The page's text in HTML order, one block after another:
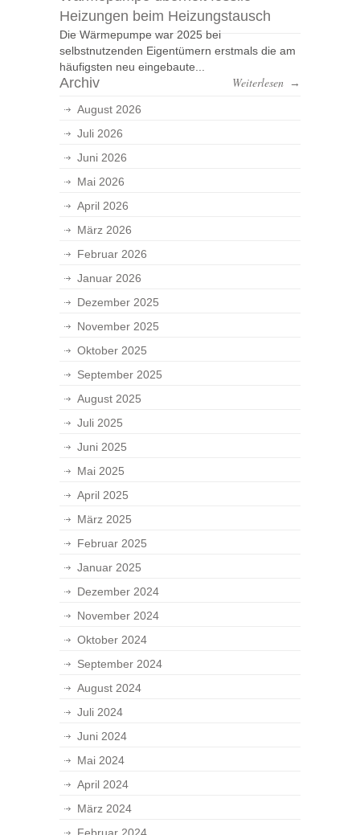
Heizungen beim Heizungstausch
Die Wärmepumpe war 2025 bei
selbstnutzenden Eigentümern erstmals die am
häufigsten neu eingebaute...
Weiterlesen →
Archiv
August 2026
Juli 2026
Juni 2026
Mai 2026
April 2026
März 2026
Februar 2026
Januar 2026
Dezember 2025
November 2025
Oktober 2025
September 2025
August 2025
Juli 2025
Juni 2025
Mai 2025
April 2025
März 2025
Februar 2025
Januar 2025
Dezember 2024
November 2024
Oktober 2024
September 2024
August 2024
Juli 2024
Juni 2024
Mai 2024
April 2024
März 2024